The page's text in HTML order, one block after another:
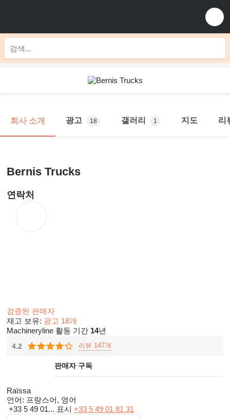
회사 소개 광고 18 갤러리 1 지도 리
Bernis Trucks
연락처
검증된 판매자
재고 보유: 광고 18개
Machineryline 활동 기간 14년
4.2 리뷰 147개
판매자 구독
Raïssa
언어: 프랑스어, 영어
+33 5 49 01... 표시 +33 5 49 01 81 31